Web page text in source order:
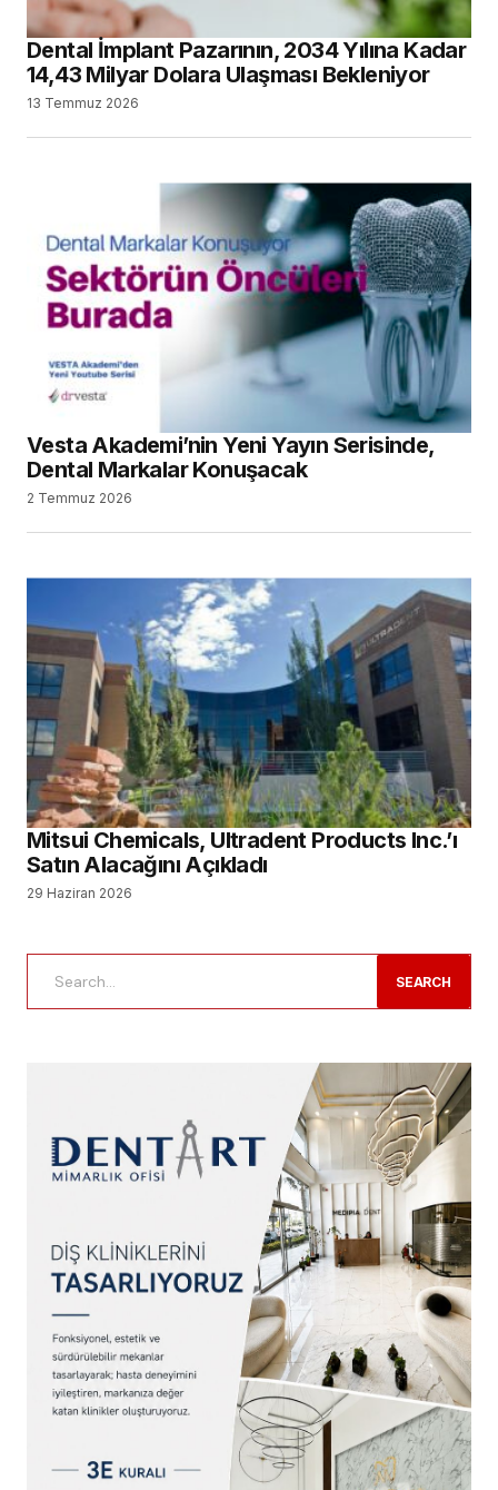
Dental İmplant Pazarının, 2034 Yılına Kadar
14,43 Milyar Dolara Ulaşması Bekleniyor
13 Temmuz 2026
Vesta Akademi’nin Yeni Yayın Serisinde,
Dental Markalar Konuşacak
2 Temmuz 2026
Mitsui Chemicals, Ultradent Products Inc.’ı
Satın Alacağını Açıkladı
29 Haziran 2026
SEARCH